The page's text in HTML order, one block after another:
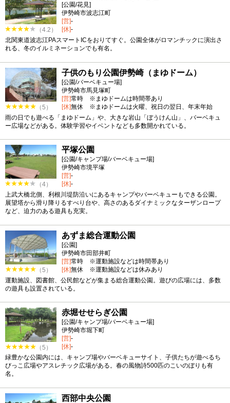
（4.2）
[公園/花見]
伊勢崎市波志江町
[営]-
[休]-
北関東道波志江PAスマートICをおりてすぐ。公園全体がロマンチックに演出さ
れる、冬のイルミネーションでも有名。
（5）
子供のもり公園伊勢崎（まゆドーム）
[公園/バーベキュー場]
伊勢崎市馬見塚町
[営]常時 ※まゆドームは時間帯あり
[休]無休 ※まゆドームは火曜、祝日の翌日、年末年始
雨の日でも遊べる「まゆドーム」や、大きな岩山「ぼうけん山」、バーベキュ
ー広場などがある。体験学習やイベントなども多数開かれている。
（4）
平塚公園
[公園/キャンプ場/バーベキュー場]
伊勢崎市境平塚
[営]-
[休]-
上武大橋北側、利根川堤防沿いにあるキャンプやバーベキューもできる公園。
展望塔から滑り降りるすべり台や、高さのあるダイナミックなターザンロープ
など、迫力のある遊具も充実。
（5）
あずま総合運動公園
[公園]
伊勢崎市田部井町
[営]常時 ※運動施設などは時間帯あり
[休]無休 ※運動施設などは休みあり
運動施設、図書館、公民館などが集まる総合運動公園。遊びの広場には、多数
の遊具も設置されている。
（5）
赤堀せせらぎ公園
[公園/キャンプ場/バーベキュー場]
伊勢崎市堀下町
[営]-
[休]-
緑豊かな公園内には、キャンプ場やバーベキューサイト、子供たちが遊べるち
びっこ広場やアスレチック広場がある。春の風物詩500匹のこいのぼりも有
名。
西部中央公園